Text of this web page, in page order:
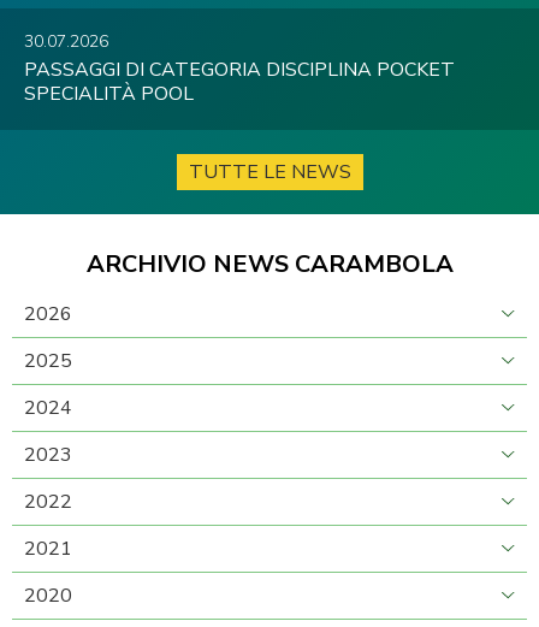
30.07.2026
PASSAGGI DI CATEGORIA DISCIPLINA POCKET
SPECIALITÀ POOL
TUTTE LE NEWS
ARCHIVIO NEWS CARAMBOLA
2026
2025
2024
2023
2022
2021
2020